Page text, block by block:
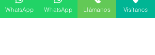
WhatsApp WhatsApp Llámanos Visítanos